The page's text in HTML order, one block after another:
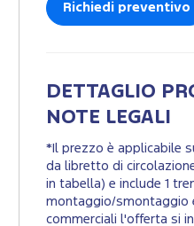
Richiedi preventivo
DETTAGLIO
NOTE LEGALI
*Il prezzo è applicabile
da libretto di
in tabella) e include 1
montaggio/smontaggio
commerciali l'offerta si